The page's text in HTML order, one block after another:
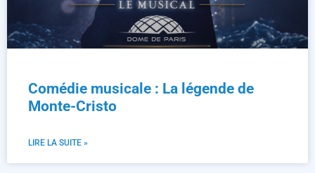
Comédie musicale : La légende de
Monte-Cristo
LIRE LA SUITE »